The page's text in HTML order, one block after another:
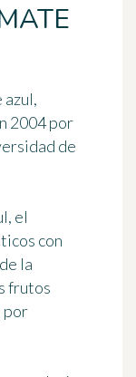
2004 por
de
el
con
la
frutos
por